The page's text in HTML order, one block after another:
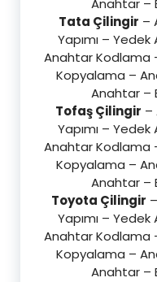
Anahtar –
Tata Çilingir –
Yapımı –
Anahtar Kodlama
Kopyalama –
Anahtar –
Tofaş Çilingir –
Yapımı –
Anahtar Kodlama
Kopyalama –
Anahtar –
Toyota Çilingir
Yapımı –
Anahtar Kodlama
Kopyalama –
Anahtar –